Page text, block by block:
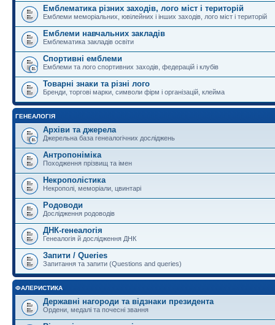
Емблематика різних заходів, лого міст і територій
Емблеми меморіальних, ювілейних і інших заходів, лого міст і територій
Емблеми навчальних закладів
Емблематика закладів освіти
Спортивні емблеми
Емблеми та лого спортивних заходів, федерацій і клубів
Товарні знаки та різні лого
Бренди, торгові марки, символи фірм і організацій, клейма
ГЕНЕАЛОГІЯ
Архіви та джерела
Джерельна база генеалогічних досліджень
Антропоніміка
Походження прізвищ та імен
Некрополістика
Некрополі, меморіали, цвинтарі
Родоводи
Дослідження родоводів
ДНК-генеалогія
Генеалогія й дослідження ДНК
Запити / Queries
Запитання та запити (Questions and queries)
ФАЛЕРИСТИКА
Державні нагороди та відзнаки президента
Ордени, медалі та почесні звання